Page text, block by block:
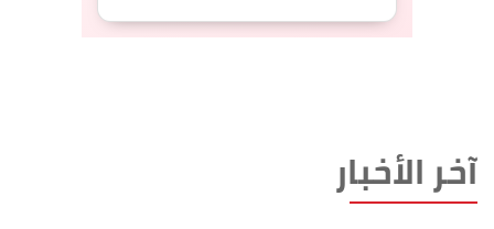
آخر الأخبار